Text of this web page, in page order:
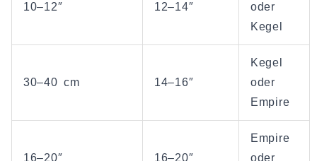
10–12″ 12–14″
oder
Kegel
30–40 cm 14–16″
Kegel
oder
Empire
16–20″ 16–20″
Empire
oder